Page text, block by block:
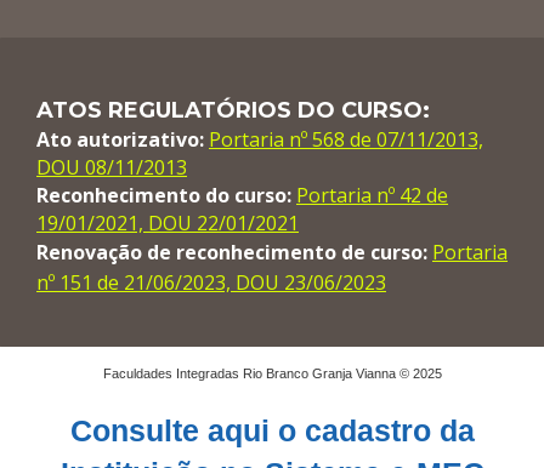
ATOS REGULATÓRIOS DO CURSO:
Ato autorizativo: Portaria nº 568 de 07/11/2013,
DOU 08/11/2013
Reconhecimento do curso: Portaria nº 42 de
19/01/2021, DOU 22/01/2021
Renovação de reconhecimento de curso: Portaria
nº 151 de 21/06/2023, DOU 23/06/2023
Faculdades Integradas Rio Branco Granja Vianna © 2025
Consulte aqui o cadastro da